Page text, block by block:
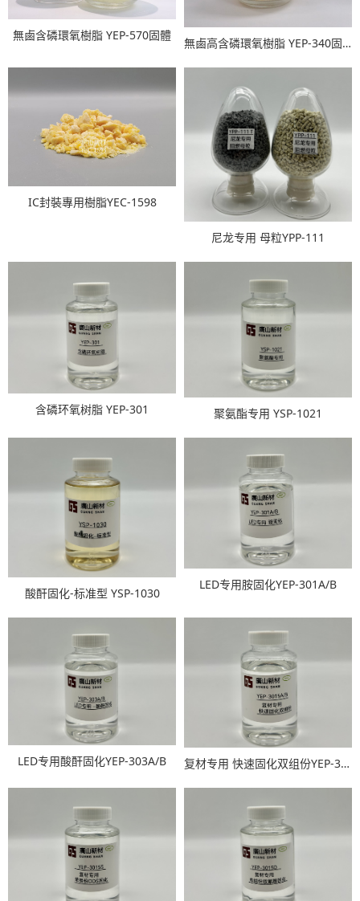
無鹵含磷環氧樹脂 YEP-570固體
無鹵高含磷環氧樹脂 YEP-340固體
IC封裝專用樹脂YEC-1598
尼龙专用 母粒YPP-111
含磷环氧树脂 YEP-301 聚氨酯专用 YSP-1021
酸酐固化-标准型 YSP-1030
LED专用胺固化YEP-301A/B
LED专用酸酐固化YEP-303A/B 复材专用 快速固化双组份YEP-3015A/B